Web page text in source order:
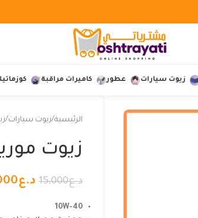
زيوت سيارات عطور كاميرات مراقبة
الرئيسية زيوت سيارات
زيوت موريس
د.ع15,000 د.ع
10W-40